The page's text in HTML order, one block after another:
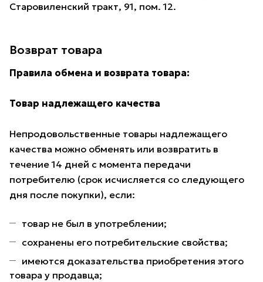
Старовиленский тракт, 91, пом. 12.
Возврат товара
Правила обмена и возврата товара:
Товар надлежащего качества
Непродовольственные товары надлежащего
качества можно обменять или возвратить в
течение 14 дней с момента передачи
потребителю (срок исчисляется со следующего
дня после покупки), если:
товар не был в употреблении;
сохранены его потребительские свойства;
имеются доказательства приобретения этого
товара у продавца;